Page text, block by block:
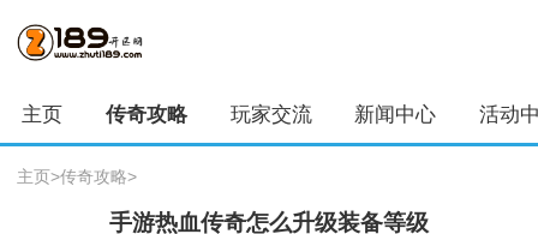
主页 传奇攻略 玩家交流 新闻中心 活动
主页>传奇攻略>
手游热血传奇怎么升级装备等级